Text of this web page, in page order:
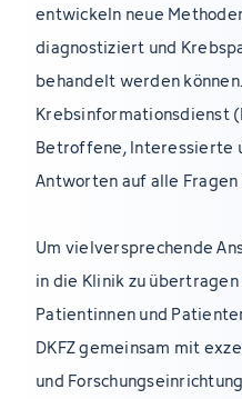
entwickeln neue
diagnostiziert und
behandelt werden
Krebsinformationsdienst
Betroffene, Interessierte
Antworten auf alle Fragen
Um vielversprechende
in die Klinik zu übertragen
Patientinnen und
DKFZ gemeinsam mit
und